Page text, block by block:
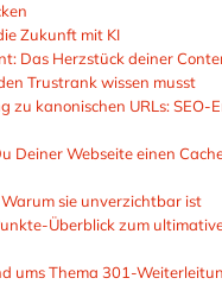
Zukunft mit KI
Das Herzstück deiner
Trustrank wissen musst
zu kanonischen URLs: SEO-
Deiner Webseite einen
sie unverzichtbar ist
Überblick zum
ums Thema 301-